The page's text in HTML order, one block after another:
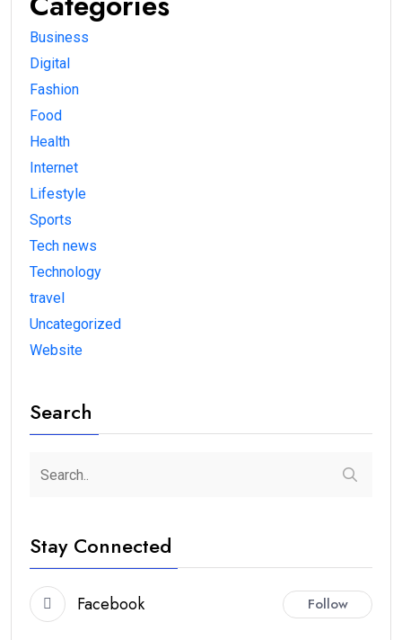
Business
Digital
Fashion
Food
Health
Internet
Lifestyle
Sports
Tech news
Technology
travel
Uncategorized
Website
Search
Stay Connected
Facebook Follow